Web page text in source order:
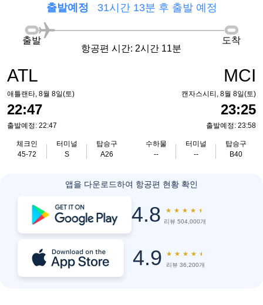
출발예정 31시간 13분 후 출발 예정
ATL
애틀랜타, 8월 8일(토)
22:47
출발예정: 22:47
체크인
45-72
터미널
S
탑승구
A26
출발
항공편 시간: 2시간 11분
도착
MCI
캔자스시티, 8월 8일(토)
23:25
출발예정: 23:58
수하물
--
터미널
--
탑승구
B40
앱을 다운로드하여 항공편 현황 확인
4.8 ★ ★ ★ ★ ★
리뷰 504,000개
4.9 ★ ★ ★ ★ ★
리뷰 36,200개